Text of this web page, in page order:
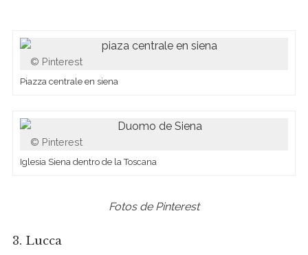
Pinterest
Piazza centrale en siena
Pinterest
Iglesia Siena dentro de la Toscana
Fotos de Pinterest
3. Lucca